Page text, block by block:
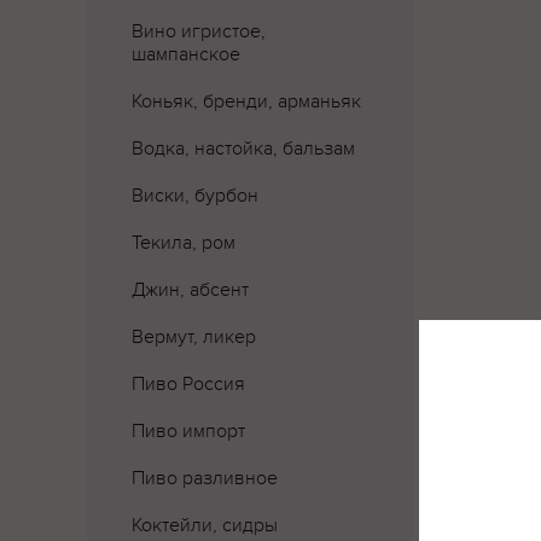
Вино игристое,
шампанское
Коньяк, бренди, арманьяк
Водка, настойка, бальзам
Виски, бурбон
Текила, ром
Джин, абсент
Вермут, ликер
Пиво Россия
Пиво импорт
Пиво разливное
Коктейли, сидры